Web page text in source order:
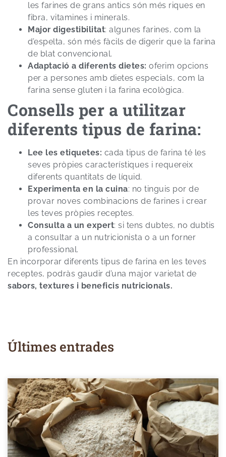
les farines de grans antics són més riques en
fibra, vitamines i minerals.
Major digestibilitat: algunes farines, com la
d’espelta, són més fàcils de digerir que la farina
de blat convencional.
Adaptació a diferents dietes: oferim opcions
per a persones amb dietes especials, com la
farina sense gluten i la farina ecològica.
Consells per a utilitzar
diferents tipus de farina:
Lee les etiquetes: cada tipus de farina té les
seves pròpies característiques i requereix
diferents quantitats de líquid.
Experimenta en la cuina: no tinguis por de
provar noves combinacions de farines i crear
les teves pròpies receptes.
Consulta a un expert: si tens dubtes, no dubtis
a consultar a un nutricionista o a un forner
professional.
En incorporar diferents tipus de farina en les teves
receptes, podràs gaudir d’una major varietat de
sabors, textures i beneficis nutricionals.
Últimes entrades